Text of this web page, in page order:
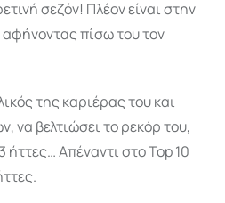
σεζόν! Πλέον είναι στην
πίσω του τον
της καριέρας του και
να βελτιώσει το ρεκόρ του,
ήττες… Απέναντι στο Top 10